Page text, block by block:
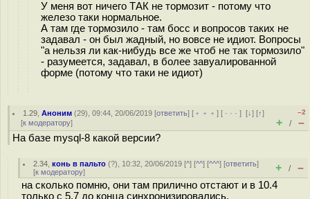
У меня вот ничего ТАК не тормозит - потому что
железо таки нормальное.
А там где тормозило - там босс и вопросов таких не
задавал - он был жадный, но вовсе не идиот. Вопросы
"а нельзя ли как-нибудь все же чтоб не так тормозило"
- разумеется, задавал, в более завуалированной
форме (потому что таки не идиот)
1.29 ,Аноним (29), 09:44, 20/06/2019 [ответить] [ ﹢﹢﹢] [ · · ·][↓] [↑]
[к модератору]
–2
+ / –
На базе mysql-8 какой версии?
2.34 ,конь в пальто (?), 10:32, 20/06/2019 [^] [^^] [^^^] [ответить]
[к модератору] + / –
на сколько помню, они там прилично отстают и в 10.4
только с 5.7 до конца синхронизировались.